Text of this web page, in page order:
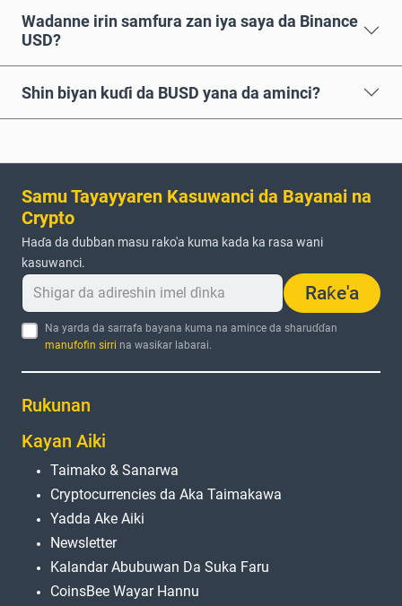
Wadanne irin samfura zan iya saya da Binance
USD?
Shin biyan kuɗi da BUSD yana da aminci?
Samu Tayayyaren Kasuwanci da Bayanai na
Crypto
Haɗa da dubban masu rako'a kuma kada ka rasa wani
kasuwanci.
Raƙe'a
Na yarda da sarrafa bayana kuma na amince da sharuɗɗan
manufofin sirri na wasiƙar labarai.
Rukunan
Kayan Aiki
Taimako & Sanarwa
Cryptocurrencies da Aka Taimakawa
Yadda Ake Aiki
Newsletter
Kalandar Abubuwan Da Suka Faru
CoinsBee Wayar Hannu